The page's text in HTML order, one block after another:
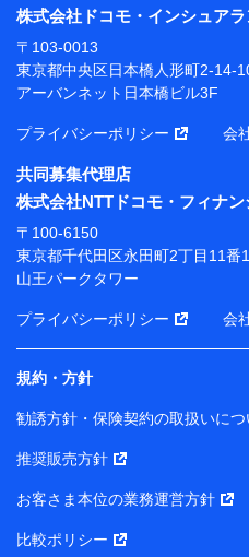
本橋ビル 3F
長 吉村 忠義
※ 当社および株式会社NTT
ソナルデータ憲章」に定め
※ パーソナルデータダッシ
管理」の設定状態にかかわ
ります。
※ dポイントクラブ会員で
月11日以降、一度もdポイン
がないお客さまに限る）に
前に取得した個人データは
当社は株式会社NTTドコモ
との間で、以下のとおり個
す。
【共同して利用される利用デ
当社または株式会社NTTド
の個人データ
株式会社ドコモ・インシュアラ
〒103-0013
東京都中央区日本橋人形町2-14-
アーバンネット日本橋ビル3F
プライバシーポリシー 会
共同募集代理店
株式会社NTTドコモ・フィナ
〒100-6150
東京都千代田区永田町2丁目11番
山王パークタワー
プライバシーポリシー 会
規約・方針
勧誘方針・保険契約の取扱いにつ
推奨販売方針
お客さま本位の業務運営方針
比較ポリシー